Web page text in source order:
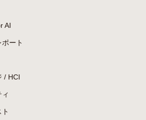
AI
ート
/ HCI